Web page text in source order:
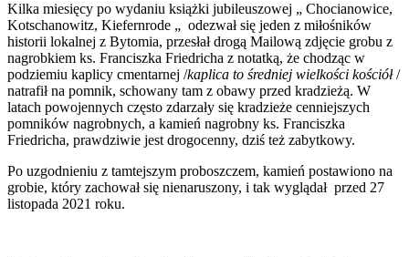
Kilka miesięcy po wydaniu książki jubileuszowej „ Chocianowice,
Kotschanowitz, Kiefernrode „ odezwał się jeden z miłośników
historii lokalnej z Bytomia, przesłał drogą Mailową zdjęcie grobu z
nagrobkiem ks. Franciszka Friedricha z notatką, że chodząc w
podziemiu kaplicy cmentarnej /kaplica to średniej wielkości kościół/
natrafił na pomnik, schowany tam z obawy przed kradzieżą. W
latach powojennych często zdarzały się kradzieże cenniejszych
pomników nagrobnych, a kamień nagrobny ks. Franciszka
Friedricha, prawdziwie jest drogocenny, dziś też zabytkowy.
Po uzgodnieniu z tamtejszym proboszczem, kamień postawiono na
grobie, który zachował się nienaruszony, i tak wyglądał przed 27
listopada 2021 roku.